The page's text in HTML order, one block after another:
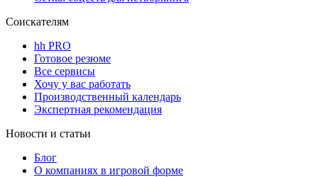
Соискателям
hh PRO
Готовое резюме
Все сервисы
Хочу у вас работать
Производственный календарь
Экспертная рекомендация
Новости и статьи
Блог
О компаниях в игровой форме